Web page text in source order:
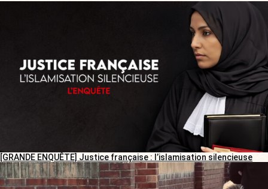
[GRANDE ENQUÊTE] Justice française : l’islamisation silencieuse